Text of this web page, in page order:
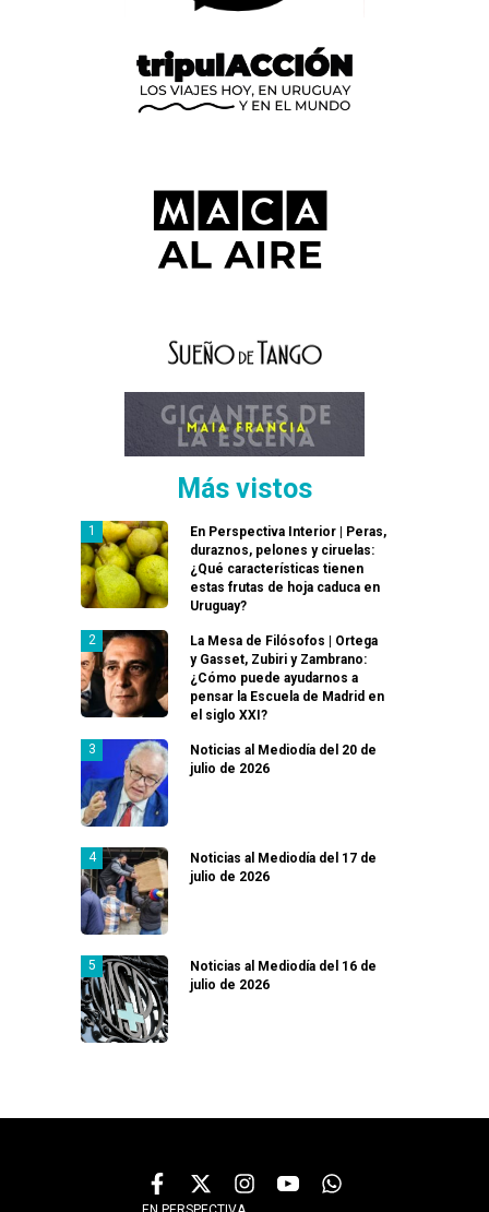
Más vistos
En Perspectiva Interior | Peras,
duraznos, pelones y ciruelas:
¿Qué características tienen
estas frutas de hoja caduca en
Uruguay?
La Mesa de Filósofos | Ortega
y Gasset, Zubiri y Zambrano:
¿Cómo puede ayudarnos a
pensar la Escuela de Madrid en
el siglo XXI?
Noticias al Mediodía del 20 de
julio de 2026
Noticias al Mediodía del 17 de
julio de 2026
Noticias al Mediodía del 16 de
julio de 2026